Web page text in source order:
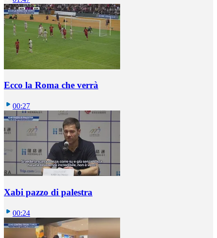
Ecco la Roma che verrà
00:27
Xabi pazzo di palestra
00:24